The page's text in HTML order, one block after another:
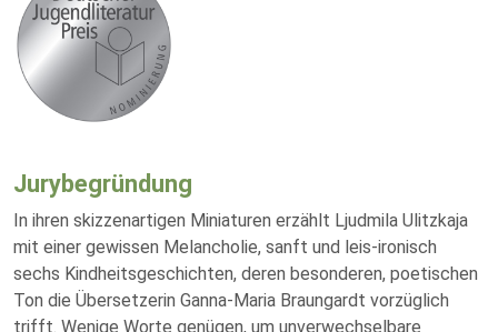
Jurybegründung
In ihren skizzenartigen Miniaturen erzählt Ljudmila Ulitzkaja
mit einer gewissen Melancholie, sanft und leis-ironisch
sechs Kindheitsgeschichten, deren besonderen, poetischen
Ton die Übersetzerin Ganna-Maria Braungardt vorzüglich
trifft. Wenige Worte genügen, um unverwechselbare